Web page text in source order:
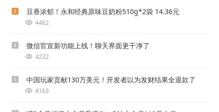
3 豆香浓郁！永和经典原味豆奶粉510g*2袋 14.36元
4462
4 微信官宣新功能上线！聊天界面更干净了
4232
5 中国玩家贡献130万美元！开发者以为发财结果全退款了
4163